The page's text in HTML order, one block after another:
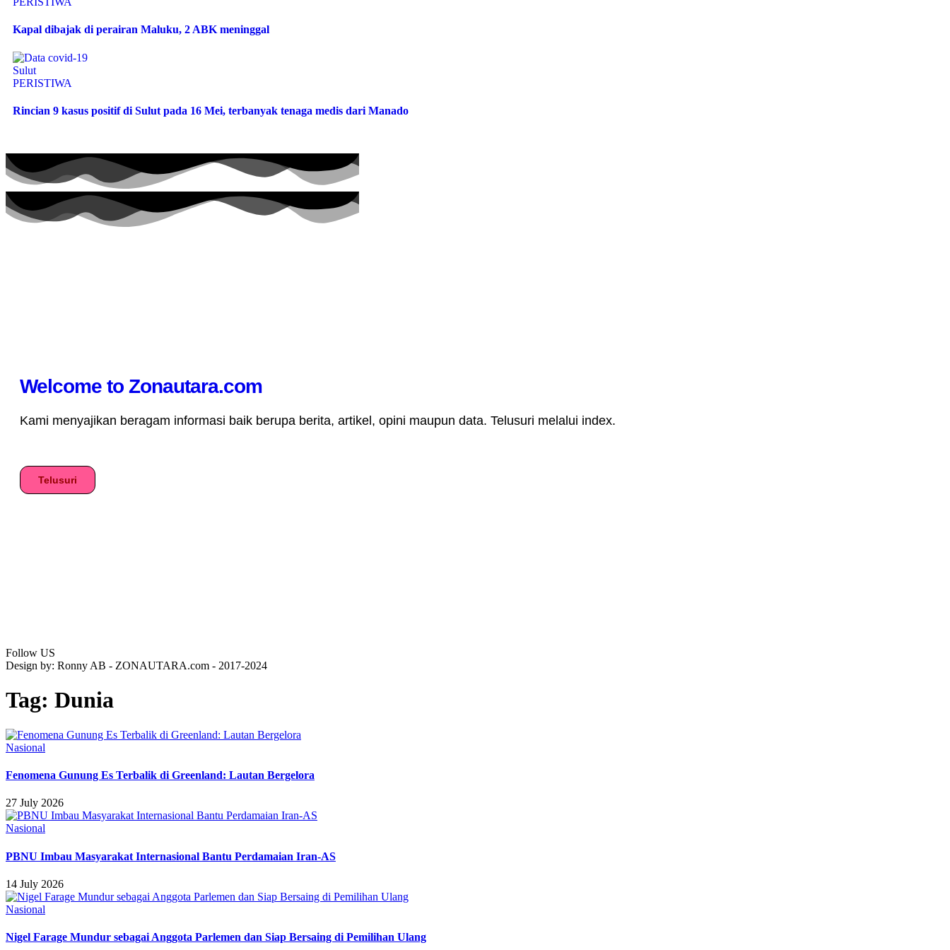
Kapal dibajak di perairan Maluku, 2 ABK meninggal
PERISTIWA
Rincian 9 kasus positif di Sulut pada 16 Mei, terbanyak tenaga medis dari Manado
Welcome to Zonautara.com
Kami menyajikan beragam informasi baik berupa berita, artikel, opini maupun data. Telusuri melalui index.
Telusuri
Follow US
Design by: Ronny AB - ZONAUTARA.com - 2017-2024
Tag: Dunia
Nasional
Fenomena Gunung Es Terbalik di Greenland: Lautan Bergelora
27 July 2026
Nasional
PBNU Imbau Masyarakat Internasional Bantu Perdamaian Iran-AS
14 July 2026
Nasional
Nigel Farage Mundur sebagai Anggota Parlemen dan Siap Bersaing di Pemilihan Ulang